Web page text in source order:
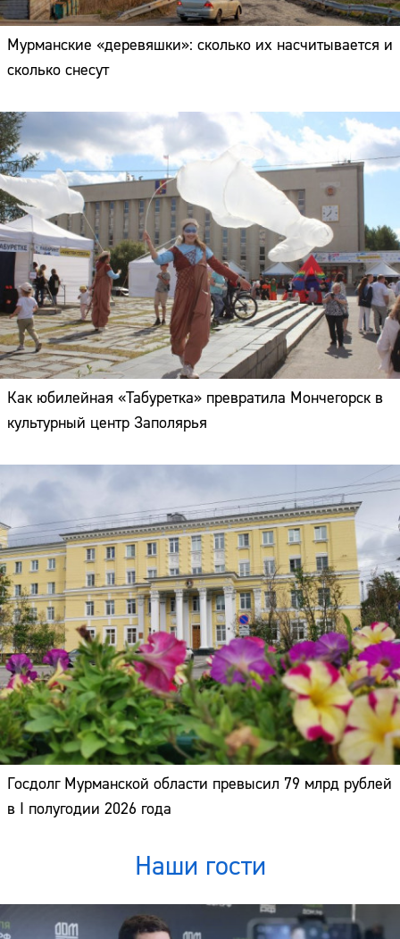
Мурманские «деревяшки»: сколько их насчитывается и
сколько снесут
Как юбилейная «Табуретка» превратила Мончегорск в
культурный центр Заполярья
Госдолг Мурманской области превысил 79 млрд рублей
в I полугодии 2026 года
Наши гости